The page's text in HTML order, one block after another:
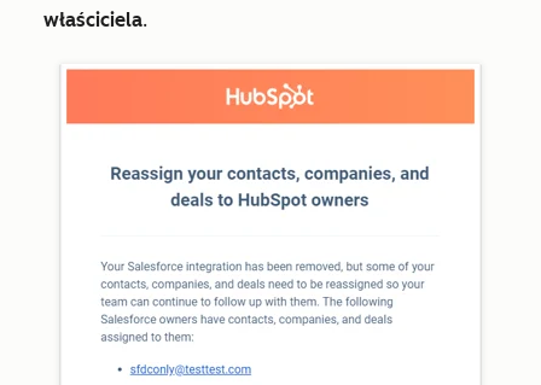
właściciela.